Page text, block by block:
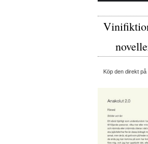
Köp den direkt på